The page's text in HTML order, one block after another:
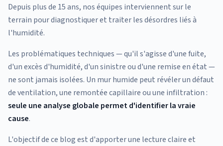
Depuis plus de 15 ans, nos équipes interviennent sur le
terrain pour diagnostiquer et traiter les désordres liés à
l'humidité.
Les problématiques techniques — qu'il s'agisse d'une fuite,
d'un excès d'humidité, d'un sinistre ou d'une remise en état —
ne sont jamais isolées. Un mur humide peut révéler un défaut
de ventilation, une remontée capillaire ou une infiltration :
seule une analyse globale permet d'identifier la vraie
cause.
L'objectif de ce blog est d'apporter une lecture claire et